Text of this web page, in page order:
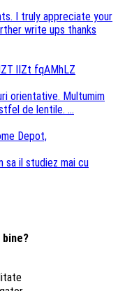
I truly appreciate your
write ups thanks
lIZt fqAMhLZ
orientative. Multumim
de lentile. ...
Depot,
sa il studiez mai cu